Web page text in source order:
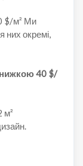
$/м² Ми
них окремі,
40 $/
м²